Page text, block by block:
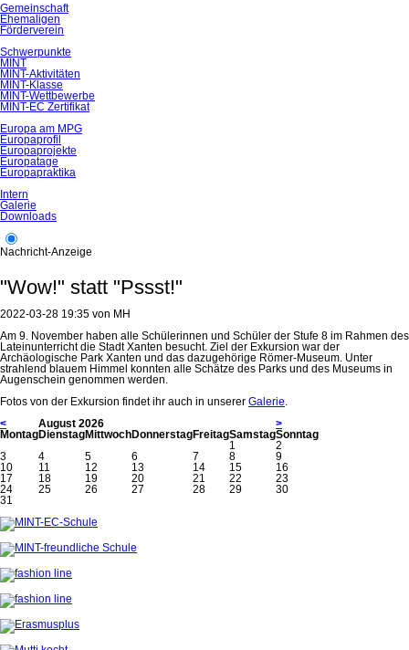
Gemeinschaft
Ehemaligen
Förderverein
Schwerpunkte
MINT
MINT-Aktivitäten
MINT-Klasse
MINT-Wettbewerbe
MINT-EC Zertifikat
Europa am MPG
Europaprofil
Europaprojekte
Europatage
Europapraktika
Intern
Galerie
Downloads
Nachricht-Anzeige
"Wow!" statt "Pssst!"
2022-03-28 19:35 von MH
Am 9. November haben alle Schülerinnen und Schüler der Stufe 8 im Rahmen des
Lateinunterricht die Stadt Xanten besucht. Ziel der Exkursion war der
Archäologische Park Xanten und das dazugehörige Römer-Museum. Unter
strahlend blauem Himmel konnten alle Schätze des Parks und des Museums in
Augenschein genommen werden.
Fotos von der Exkursion findet ihr auch in unserer Galerie.
<
August 2026
>
MontagDienstagMittwochDonnerstagFreitagSamstagSonntag
1
2
3
4 5 6 7 8
9
10
11 12 13 14 15
16
17
18 19 20 21 22
23
24
25 26 27 28 29
30
31